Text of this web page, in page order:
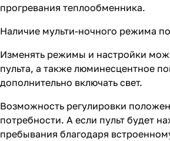
прогревания теплообменника.
Наличие мульти-ночного режима
Изменять режимы и настройки
пульта, а также люминесцентное
дополнительно включать свет.
Возможность регулировки
потребности. А если пульт будет
пребывания благодаря